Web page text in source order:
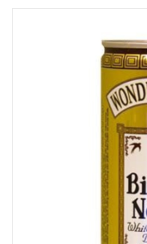
Maaltijden & Hapjes